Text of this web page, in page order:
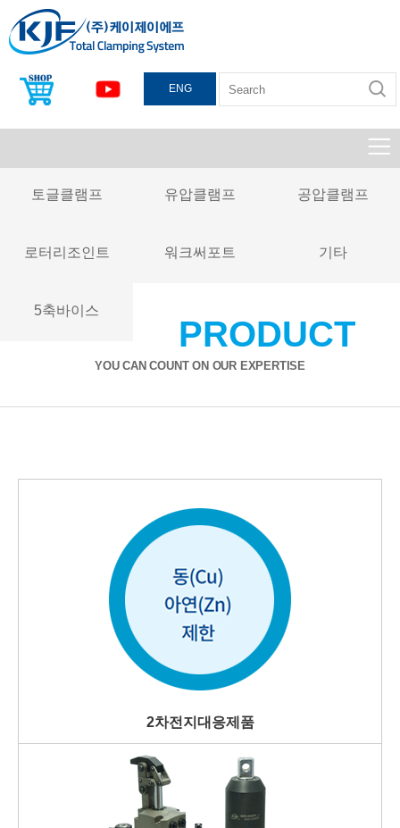
ENG
토글클램프 유압클램프 공압클램프
로터리조인트 워크써포트 기타
5축바이스
PRODUCT
YOU CAN COUNT ON OUR EXPERTISE
2차전지대응제품